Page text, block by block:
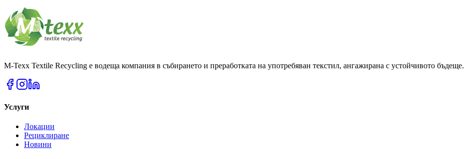
M-Texx Textile Recycling е водеща компания в събирането и преработката на употребяван текстил, ангажирана с устойчивото бъдеще.
Услуги
Локации
Рециклиране
Новини